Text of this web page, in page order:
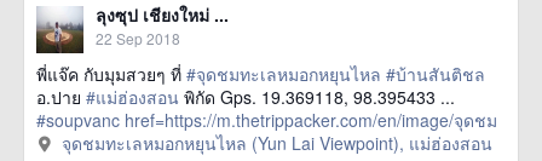
ลุงซุป เชียงใหม่ ...
22 Sep 2018
พี่แจ๊ค กับมุมสวยๆ ที่ #จุดชมทะเลหมอกหยุนไหล #บ้านสันติชล
อ.ปาย #แม่ฮ่องสอน พิกัด Gps. 19.369118, 98.395433 ...
#soupvanc href=https://m.thetrippacker.com/en/image/จุดชม
ทะเลหมอกหยุนไหลYunLaiViewpoint/213591> more
จุดชมทะเลหมอกหยุนไหล (Yun Lai Viewpoint), แม่ฮ่องสอน